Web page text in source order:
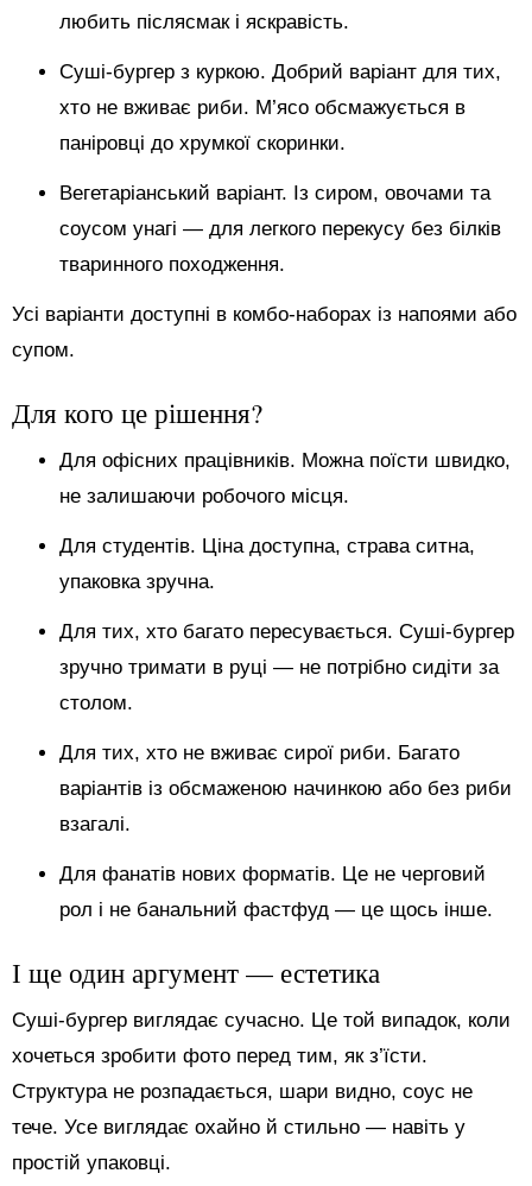
любить післясмак і яскравість.
Суші-бургер з куркою. Добрий варіант для тих,
хто не вживає риби. М’ясо обсмажується в
паніровці до хрумкої скоринки.
Вегетаріанський варіант. Із сиром, овочами та
соусом унагі — для легкого перекусу без білків
тваринного походження.
Усі варіанти доступні в комбо-наборах із напоями або
супом.
Для кого це рішення?
Для офісних працівників. Можна поїсти швидко,
не залишаючи робочого місця.
Для студентів. Ціна доступна, страва ситна,
упаковка зручна.
Для тих, хто багато пересувається. Суші-бургер
зручно тримати в руці — не потрібно сидіти за
столом.
Для тих, хто не вживає сирої риби. Багато
варіантів із обсмаженою начинкою або без риби
взагалі.
Для фанатів нових форматів. Це не черговий
рол і не банальний фастфуд — це щось інше.
І ще один аргумент — естетика
Суші-бургер виглядає сучасно. Це той випадок, коли
хочеться зробити фото перед тим, як з’їсти.
Структура не розпадається, шари видно, соус не
тече. Усе виглядає охайно й стильно — навіть у
простій упаковці.